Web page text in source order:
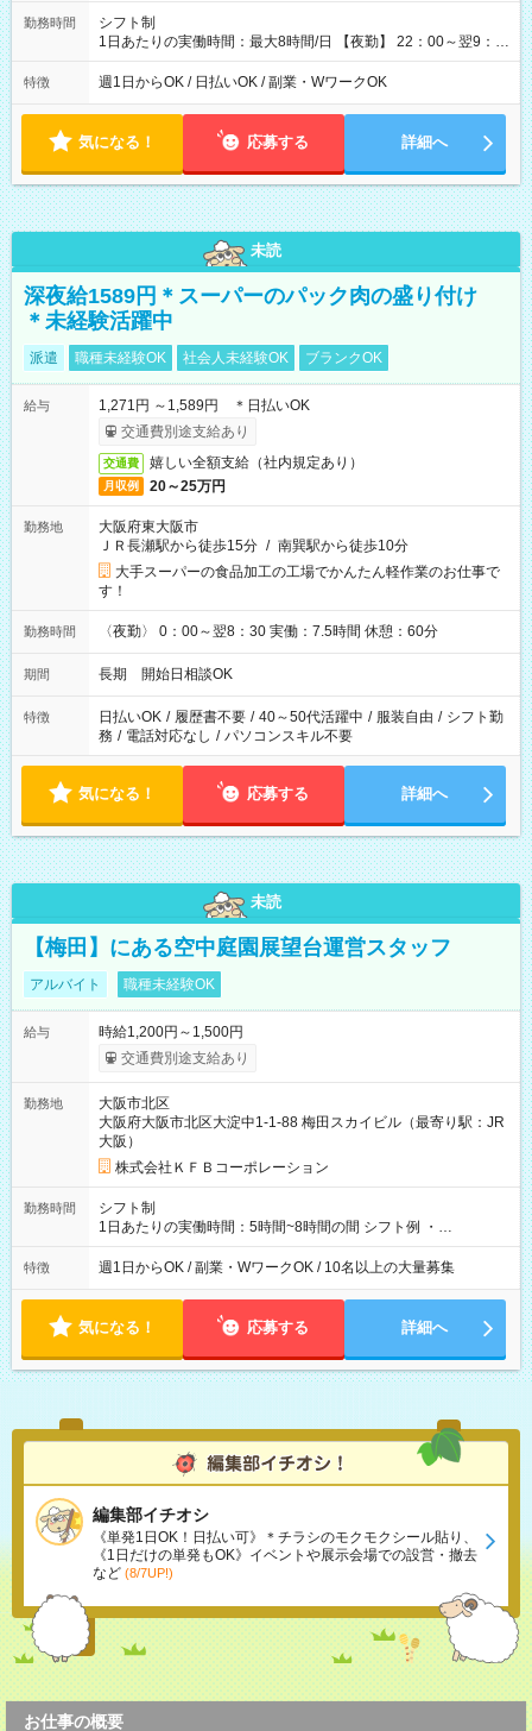
勤務時間
シフト制
1日あたりの実働時間：最大8時間/日 【夜勤】 22：00～翌9：
00 ※週1日～OK ／ 夜勤専従 ＊＊ 勤務時間例 ＊＊ ■22時か
ら翌7時 ■23時から翌8時 ■24時から翌9時 など ※上記の時間
ます。 ※曜日固定（毎週同じ曜日での勤務となります）
特徴 週1日からOK / 日払いOK / 副業・WワークOK
気になる！ 応募する 詳細へ
未読
深夜給1589円＊スーパーのパック肉の盛り付け
＊未経験活躍中
派遣 職種未経験OK 社会人未経験OK ブランクOK
給与
1,271円 ～1,589円 ＊日払いOK
交通費別途支給あり
交通費 嬉しい全額支給（社内規定あり）
月収例 20～25万円
勤務地
大阪府東大阪市
ＪＲ長瀬駅から徒歩15分 / 南巽駅から徒歩10分
大手スーパーの食品加工の工場でかんたん軽作業のお仕事で
す！
勤務時間 〈夜勤〉 0：00～翌8：30 実働：7.5時間 休憩：60分
期間 長期 開始日相談OK
特徴 日払いOK / 履歴書不要 / 40～50代活躍中 / 服装自由 / シフト勤
務 / 電話対応なし / パソコンスキル不要
気になる！ 応募する 詳細へ
未読
【梅田】にある空中庭園展望台運営スタッフ
アルバイト 職種未経験OK
給与
時給1,200円～1,500円
交通費別途支給あり
勤務地
大阪市北区
大阪府大阪市北区大淀中1-1-88 梅田スカイビル（最寄り駅：JR
大阪）
株式会社ＫＦＢコーポレーション
勤務時間
シフト制
1日あたりの実働時間：5時間~8時間の間 シフト例 ・
9:30~18:00 実働7.5時間 ・9:30~14:30 実働5時間 ・
16:00~21:30 実働5.5時間
特徴 週1日からOK / 副業・WワークOK / 10名以上の大量募集
気になる！ 応募する 詳細へ
編集部イチオシ
《単発1日OK！日払い可》＊チラシのモクモクシール貼り、
《1日だけの単発もOK》イベントや展示会場での設営・撤去
など (8/7UP!)
お仕事の概要